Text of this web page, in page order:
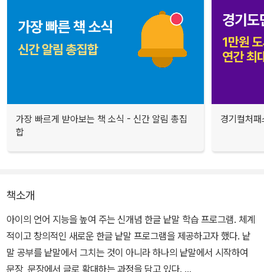
가장 빠르게 받아보는 책 소식 - 신간 알림 총집
합
경기컬처
책소개
아이의 언어 지능을 높여 주는 신개념 한글 낱말 학습 프로그램. 체계
적이고 창의적인 새로운 한글 낱말 프로그램을 제공하고자 했다. 낱
말 공부를 낱말에서 그치는 것이 아니라 하나의 낱말에서 시작하여
문장, 문장에서 글로 확대하는 과정을 담고 있다.